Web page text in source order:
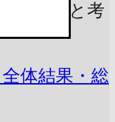
が高いと考
体結果・総